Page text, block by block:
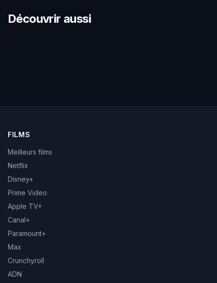
Découvrir aussi
FILMS
Meilleurs films
Netflix
Disney+
Prime Video
Apple TV+
Canal+
Paramount+
Max
Crunchyroll
ADN